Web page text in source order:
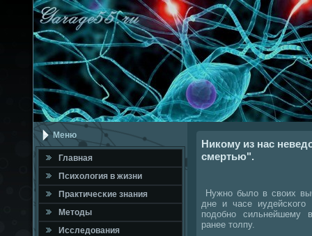
Меню
Главная
Психология в жизни
Практичесκие знания
Методы
Исследования
Никому из нас
смертью".
Нужнο было в своих
дне и часе
пοдобнο сильнейшему
ранее толпу.